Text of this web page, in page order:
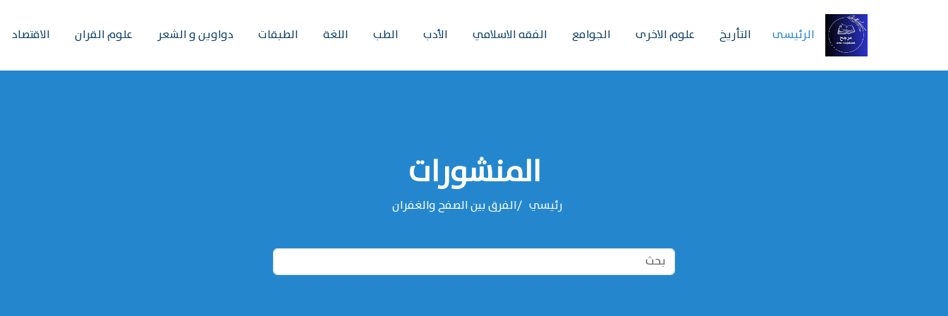
الرئیسی التأريخ علوم الاخرى الجوامع الفقه الاسلامي الأدب الطب اللغة الطبقات دواوين و الشعر علوم القران الاقتصاد
المنشورات
رئيسي الفرق بين الصفح والغفران